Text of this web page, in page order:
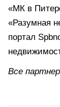
«МК в
«Разумная
портал
Все